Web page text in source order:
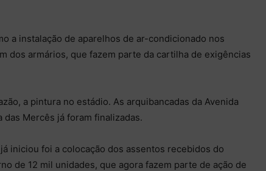
a instalação de aparelhos de ar-condicionado nos
dos armários, que fazem parte da cartilha de exigências
a pintura no estádio. As arquibancadas da Avenida
Mercês já foram finalizadas.
iniciou foi a colocação dos assentos recebidos do
de 12 mil unidades, que agora fazem parte de ação de